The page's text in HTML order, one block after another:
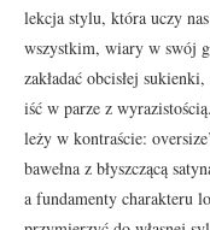
lekcja stylu, która uczy
wszystkim, wiary w swój
zakładać obcisłej
iść w parze z
leży w kontraście:
bawełna z błyszczącą
a fundamenty charakteru